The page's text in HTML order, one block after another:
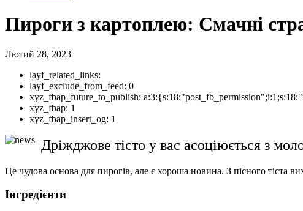
Пироги з картоплею: Смачні
Лютий 28, 2023
layf_related_links:
layf_exclude_from_feed: 0
xyz_fbap_future_to_publish:
xyz_fbap: 1
xyz_fbap_insert_og: 1
Дріжджове тісто у вас асоціюється з
Це чудова основа для пирогів, але є хороша новина. З пісного тіста
Інгредієнти